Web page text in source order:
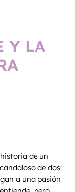
Y LA
de un
de dos
a una pasión
pero